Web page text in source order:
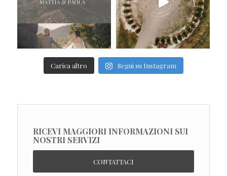
Carica altro Segui su Instagram
RICEVI MAGGIORI INFORMAZIONI SUI
NOSTRI SERVIZI
CONTATTACI